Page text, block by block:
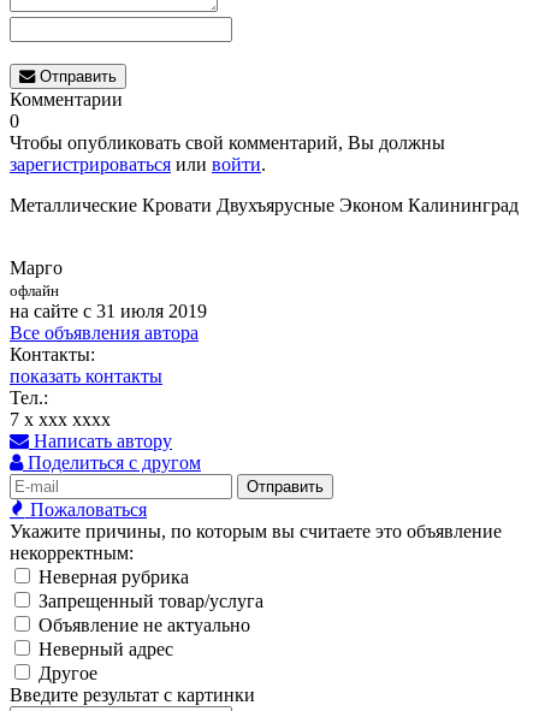
Отправить
Комментарии
0
Чтобы опубликовать свой комментарий, Вы должны
зарегистрироваться или войти.
Металлические Кровати Двухъярусные Эконом Калининград
Марго
офлайн
на сайте с 31 июля 2019
Все объявления автора
Контакты:
показать контакты
Тел.:
7 x xxx xxxx
Написать автору
Поделиться с другом
Отправить
Пожаловаться
Укажите причины, по которым вы считаете это объявление
некорректным:
Неверная рубрика
Запрещенный товар/услуга
Объявление не актуально
Неверный адрес
Другое
Введите результат с картинки